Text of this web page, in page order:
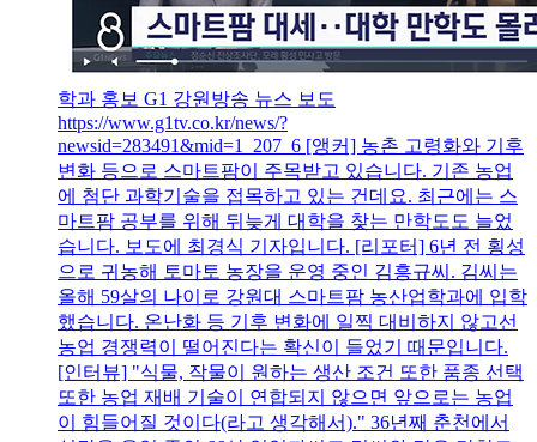
학과 홍보 G1 강원방송 뉴스 보도
https://www.g1tv.co.kr/news/?
newsid=283491&mid=1_207_6 [앵커] 농촌 고령화와 기후
변화 등으로 스마트팜이 주목받고 있습니다. 기존 농업
에 첨단 과학기술을 접목하고 있는 건데요. 최근에는 스
마트팜 공부를 위해 뒤늦게 대학을 찾는 만학도도 늘었
습니다. 보도에 최경식 기자입니다. [리포터] 6년 전 횡성
으로 귀농해 토마토 농장을 운영 중인 김흥규씨. 김씨는
올해 59살의 나이로 강원대 스마트팜 농산업학과에 입학
했습니다. 온난화 등 기후 변화에 일찍 대비하지 않고선
농업 경쟁력이 떨어진다는 확신이 들었기 때문입니다.
[인터뷰] "식물, 작물이 원하는 생산 조건 또한 품종 선택
또한 농업 재배 기술이 연합되지 않으면 앞으로는 농업
이 힘들어질 것이다(라고 생각해서)." 36년째 춘천에서